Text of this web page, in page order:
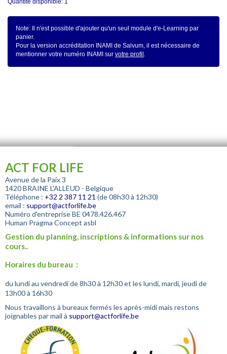
Note: Il n'est possible d'ajouter qu'un seul module d'e-Learning par
panier.
Pour la version accréditation INAMI de Salvum, il est nécessaire de
mentionner votre numéro INAMI sur votre profil
ACT FOR LIFE
Avenue de la Paix 3
1420 BRAINE L'ALLEUD - Belgique
Téléphone : +32 2 387 11 21 (de 08h30 à 12h30)
email : support@actforlife.be
Numéro d'entrepriseBE 0478.426.467
Human Pragma Concept asbl
Gestion du planning, inscriptions & informations sur nos
cours..
Horaires du bureau :
du lundi au vendredi de 8h30 à 12h30 et les lundi, mardi, jeudi de
13h00 à 16h30
Nous travaillons à bureaux fermés les après-midi mais restons
joignables par mail à support@actforlife.be